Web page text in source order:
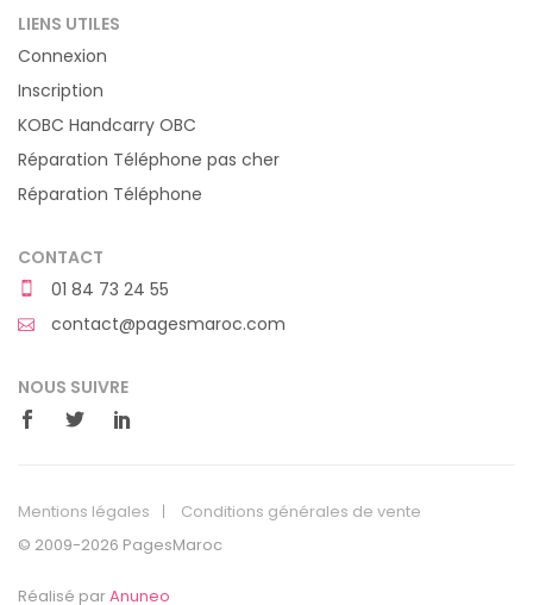
LIENS UTILES
Connexion
Inscription
KOBC Handcarry OBC
Réparation Téléphone pas cher
Réparation Téléphone
CONTACT
01 84 73 24 55
contact@pagesmaroc.com
NOUS SUIVRE
Mentions légales
Conditions générales de vente
© 2009-2026 PagesMaroc
Réalisé parAnuneo